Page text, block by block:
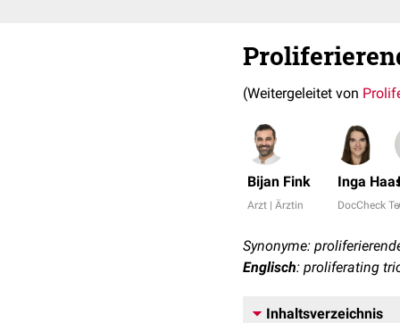
(Weitergeleitet von
Bijan Fink
Arzt | Ärztin
Inga
DocCheck
Synonyme:
Englisch: proliferating
Inhaltsverzeichnis